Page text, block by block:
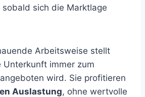
sich die Marktlage
Arbeitsweise stellt
Unterkunft immer zum
wird. Sie profitieren
Auslastung, ohne wertvolle